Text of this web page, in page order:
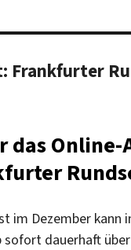
Frankfurter
das
im Dezember kann
sofort dauerhaft